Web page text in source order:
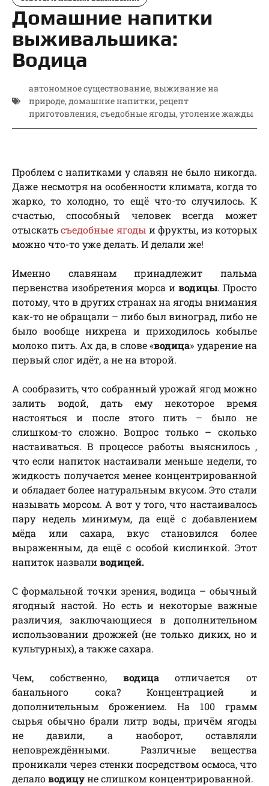
Домашние напитки
выживальшика:
Водица
автономное существование, выживание на
природе, домашние напитки, рецепт
приготовления, съедобные ягоды, утоление жажды
Проблем с напитками у славян не было никогда.
Даже несмотря на особенности климата, когда то
жарко, то холодно, то ещё что-то случилось. К
счастью, способный человек всегда может
отыскатьсъедобные ягоды и фрукты, из которых
можно что-то уже делать. И делали же!
Именно славянам принадлежит пальма
первенства изобретения морса и водицы. Просто
потому, что в других странах на ягоды внимания
как-то не обращали – либо был виноград, либо не
было вообще нихрена и приходилось кобылье
молоко пить. Ах да, в слове «водица» ударение на
первый слог идёт, а не на второй.
А сообразить, что собранный урожай ягод можно
залить водой, дать ему некоторое время
настояться и после этого пить – было не
слишком-то сложно. Вопрос только – сколько
настаиваться. В процессе работы выяснилось ,
что если напиток настаивали меньше недели, то
жидкость получается менее концентрированной
и обладает более натуральным вкусом. Это стали
называть морсом. А вот у того, что настаивалось
пару недель минимум, да ещё с добавлением
мёда или сахара, вкус становился более
выраженным, да ещё с особой кислинкой. Этот
напиток назвали водицей.
С формальной точки зрения, водица – обычный
ягодный настой. Но есть и некоторые важные
различия, заключающиеся в дополнительном
использовании дрожжей (не только диких, но и
культурных), а также сахара.
Чем, собственно, водицаотличается от
банального сока? Концентрацией и
дополнительным брожением. На 100 грамм
сырья обычно брали литр воды, причём ягоды
не давили, а наоборот, оставляли
неповреждёнными. Различные вещества
проникали через стенки посредством осмоса, что
делаловодицуне слишком концентрированной.